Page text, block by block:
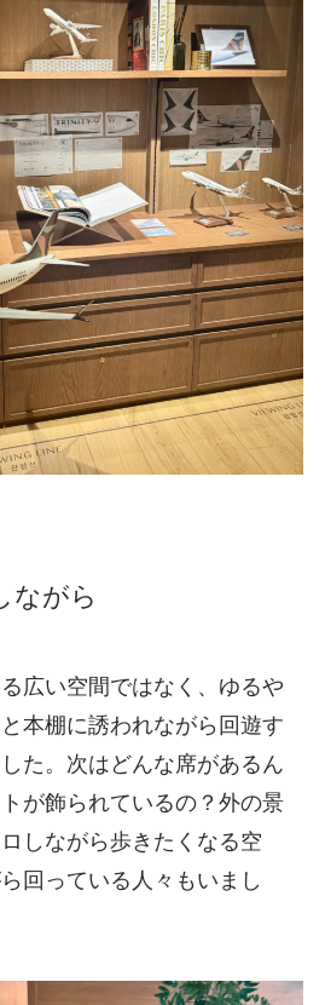
ながら
広い空間ではなく、ゆるや
本棚に誘われながら回遊す
た。次はどんな席があるん
が飾られているの？外の景
しながら歩きたくなる空
回っている人々もいまし